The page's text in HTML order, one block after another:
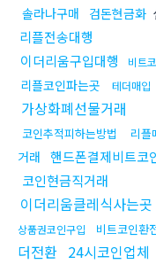
솔라나구매 검돈현금화
리플전송대행
이더리움구입대행
비트
리플코인파는곳 테더매입
가상화폐선물거래
코인추적피하는방법 리플
거래 핸드폰결제비트코
코인현금직거래
이더리움클레식사는곳
상품권코인구입
비트코인환
더전환 24시코인업체